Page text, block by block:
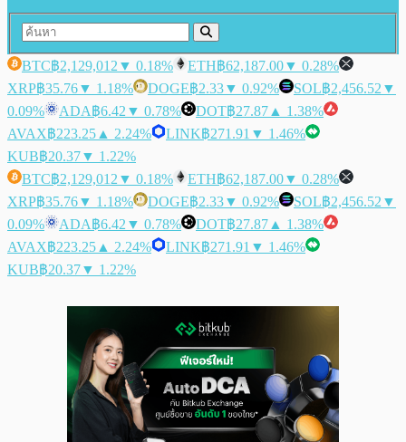
BTC฿2,129,012 ▼ 0.18% ETH฿62,187.00▼ 0.28%
XRP฿35.76▼ 1.18% DOGE฿2.33▼ 0.92% SOL฿2,456.52 ▼
0.09%
ADA฿6.42 ▼ 0.78% DOT฿27.87 ▲ 1.38%
AVAX฿223.25 ▲ 2.24% LINK฿271.91 ▼ 1.46%
KUB฿20.37▼ 1.22%
BTC฿2,129,012 ▼ 0.18% ETH฿62,187.00▼ 0.28%
XRP฿35.76▼ 1.18% DOGE฿2.33▼ 0.92% SOL฿2,456.52 ▼
0.09%
ADA฿6.42 ▼ 0.78% DOT฿27.87 ▲ 1.38%
AVAX฿223.25 ▲ 2.24% LINK฿271.91 ▼ 1.46%
KUB฿20.37▼ 1.22%